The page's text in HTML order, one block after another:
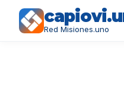
Red Misiones.uno